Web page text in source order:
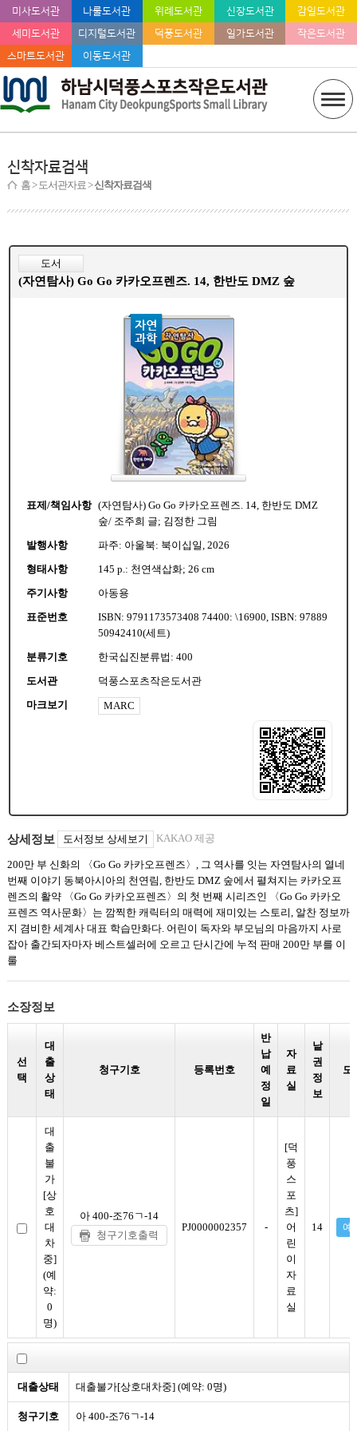
미사도서관 나룰도서관 위례도서관 신장도서관
감일도서관
세미도서관
디지털도서관 덕풍도서관 일가도서관
작은도서관
스마트도서관
이동도서관
신착자료검색
홈> 도서관자료 >신착자료검색